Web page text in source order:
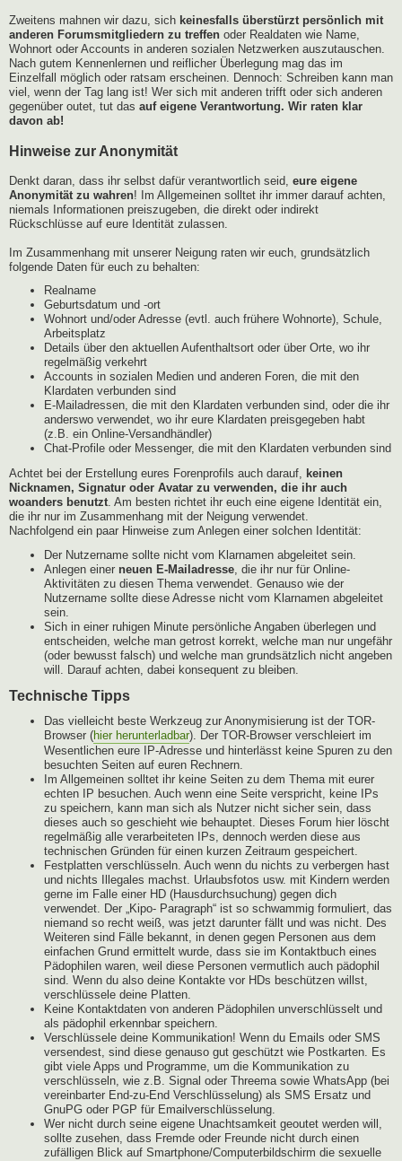
Zweitens mahnen wir dazu, sich keinesfalls überstürzt persönlich mit
anderen Forumsmitgliedern zu treffen oder Realdaten wie Name,
Wohnort oder Accounts in anderen sozialen Netzwerken auszutauschen.
Nach gutem Kennenlernen und reiflicher Überlegung mag das im
Einzelfall möglich oder ratsam erscheinen. Dennoch: Schreiben kann man
viel, wenn der Tag lang ist! Wer sich mit anderen trifft oder sich anderen
gegenüber outet, tut das auf eigene Verantwortung. Wir raten klar
davon ab!
Hinweise zur Anonymität
Denkt daran, dass ihr selbst dafür verantwortlich seid, eure eigene
Anonymität zu wahren! Im Allgemeinen solltet ihr immer darauf achten,
niemals Informationen preiszugeben, die direkt oder indirekt
Rückschlüsse auf eure Identität zulassen.
Im Zusammenhang mit unserer Neigung raten wir euch, grundsätzlich
folgende Daten für euch zu behalten:
Realname
Geburtsdatum und -ort
Wohnort und/oder Adresse (evtl. auch frühere Wohnorte), Schule,
Arbeitsplatz
Details über den aktuellen Aufenthaltsort oder über Orte, wo ihr
regelmäßig verkehrt
Accounts in sozialen Medien und anderen Foren, die mit den
Klardaten verbunden sind
E-Mailadressen, die mit den Klardaten verbunden sind, oder die ihr
anderswo verwendet, wo ihr eure Klardaten preisgegeben habt
(z.B. ein Online-Versandhändler)
Chat-Profile oder Messenger, die mit den Klardaten verbunden sind
Achtet bei der Erstellung eures Forenprofils auch darauf, keinen
Nicknamen, Signatur oder Avatar zu verwenden, die ihr auch
woanders benutzt. Am besten richtet ihr euch eine eigene Identität ein,
die ihr nur im Zusammenhang mit der Neigung verwendet.
Nachfolgend ein paar Hinweise zum Anlegen einer solchen Identität:
Der Nutzername sollte nicht vom Klarnamen abgeleitet sein.
Anlegen einer neuen E-Mailadresse , die ihr nur für Online-
Aktivitäten zu diesen Thema verwendet. Genauso wie der
Nutzername sollte diese Adresse nicht vom Klarnamen abgeleitet
sein.
Sich in einer ruhigen Minute persönliche Angaben überlegen und
entscheiden, welche man getrost korrekt, welche man nur ungefähr
(oder bewusst falsch) und welche man grundsätzlich nicht angeben
will. Darauf achten, dabei konsequent zu bleiben.
Technische Tipps
Das vielleicht beste Werkzeug zur Anonymisierung ist der TOR-
Browser (hier herunterladbar). Der TOR-Browser verschleiert im
Wesentlichen eure IP-Adresse und hinterlässt keine Spuren zu den
besuchten Seiten auf euren Rechnern.
Im Allgemeinen solltet ihr keine Seiten zu dem Thema mit eurer
echten IP besuchen. Auch wenn eine Seite verspricht, keine IPs
zu speichern, kann man sich als Nutzer nicht sicher sein, dass
dieses auch so geschieht wie behauptet. Dieses Forum hier löscht
regelmäßig alle verarbeiteten IPs, dennoch werden diese aus
technischen Gründen für einen kurzen Zeitraum gespeichert.
Festplatten verschlüsseln. Auch wenn du nichts zu verbergen hast
und nichts Illegales machst. Urlaubsfotos usw. mit Kindern werden
gerne im Falle einer HD (Hausdurchsuchung) gegen dich
verwendet. Der „Kipo- Paragraph“ ist so schwammig formuliert, das
niemand so recht weiß, was jetzt darunter fällt und was nicht. Des
Weiteren sind Fälle bekannt, in denen gegen Personen aus dem
einfachen Grund ermittelt wurde, dass sie im Kontaktbuch eines
Pädophilen waren, weil diese Personen vermutlich auch pädophil
sind. Wenn du also deine Kontakte vor HDs beschützen willst,
verschlüssele deine Platten.
Keine Kontaktdaten von anderen Pädophilen unverschlüsselt und
als pädophil erkennbar speichern.
Verschlüssele deine Kommunikation! Wenn du Emails oder SMS
versendest, sind diese genauso gut geschützt wie Postkarten. Es
gibt viele Apps und Programme, um die Kommunikation zu
verschlüsseln, wie z.B. Signal oder Threema sowie WhatsApp (bei
vereinbarter End-zu-End Verschlüsselung) als SMS Ersatz und
GnuPG oder PGP für Emailverschlüsselung.
Wer nicht durch seine eigene Unachtsamkeit geoutet werden will,
sollte zusehen, dass Fremde oder Freunde nicht durch einen
zufälligen Blick auf Smartphone/Computerbildschirm die sexuelle